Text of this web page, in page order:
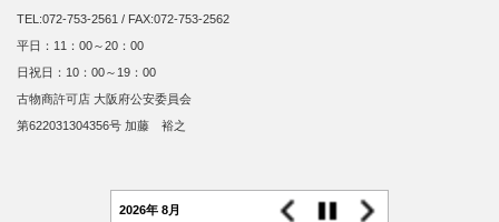
TEL:072-753-2561 / FAX:072-753-2562
平日：11：00～20：00
日祝日：10：00～19：00
古物商許可店 大阪府公安委員会
第622031304356号 加藤 裕之
2026年 8月